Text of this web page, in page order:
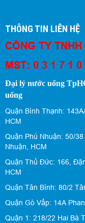
THÔNG TIN LIÊN HỆ
CÔNG TY
MST: 0 3 1 7 1 0
Đại lý nước uống
uống
Quận Bình Thạnh:
HCM
Quận Phú Nhuận: 50/
Nhuận, HCM
Quận Thủ Đức: 166,
HCM
Quận Tân Bình: 80/2
Quận Gò Vấp: 14A
Quận 1: 218/22 Hai Bà